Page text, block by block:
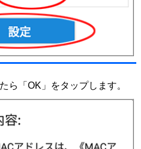
ら「OK」をタップします。